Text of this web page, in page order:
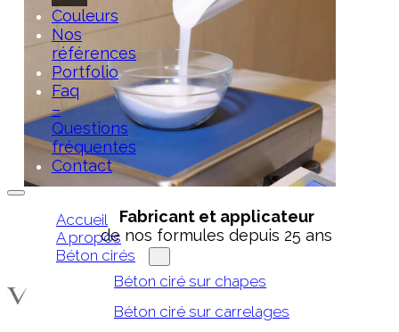
Couleurs
Nos
références
Portfolio
Faq
–
Questions
fréquentes
Contact
Accueil
A propos
Béton cirés
Béton ciré sur chapes
Béton ciré sur carrelages
Fabricant et applicateur
de nos formules depuis 25 ans